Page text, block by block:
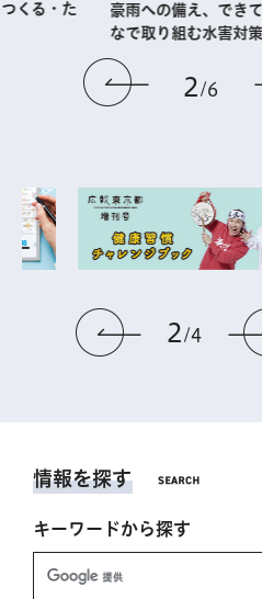
前のス
2 6
くる・た
豪雨への備え、でき
なで取り組む水害対策
前のスラ
2 4
情報を探す
キーワードから探す